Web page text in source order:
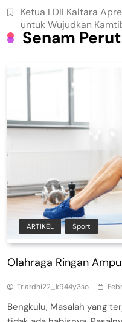
Senam
ARTIKEL Sport
Olahraga Ringan
Triardhi22_k944y3so
Bengkulu, Masalah yang
Ketua LDII Kaltara
untuk Wujudkan